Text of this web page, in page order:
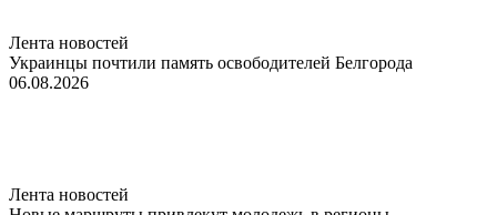
Лента новостей
Украинцы почтили память освободителей Белгорода
06.08.2026
Лента новостей